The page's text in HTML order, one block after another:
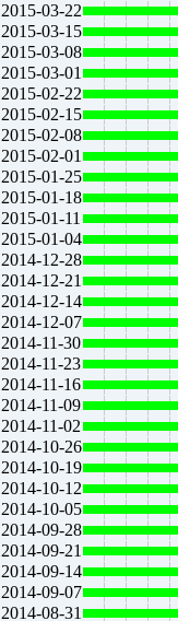
2015-03-22
2015-03-15
2015-03-08
2015-03-01
2015-02-22
2015-02-15
2015-02-08
2015-02-01
2015-01-25
2015-01-18
2015-01-11
2015-01-04
2014-12-28
2014-12-21
2014-12-14
2014-12-07
2014-11-30
2014-11-23
2014-11-16
2014-11-09
2014-11-02
2014-10-26
2014-10-19
2014-10-12
2014-10-05
2014-09-28
2014-09-21
2014-09-14
2014-09-07
2014-08-31